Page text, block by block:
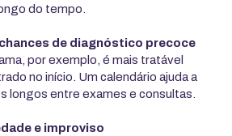
do tempo.
de diagnóstico precoce
por exemplo, é mais tratável
no início. Um calendário ajuda a
longos entre exames e consultas.
e improviso